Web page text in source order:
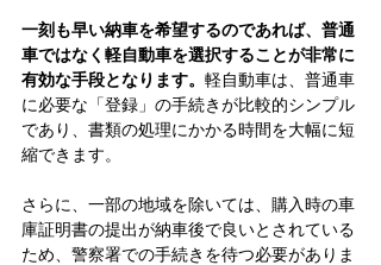
一刻も早い納車を希望するのであれば、普通
車ではなく軽自動車を選択することが非常に
有効な手段となります。 軽自動車は、普通車
に必要な「登録」の手続きが比較的シンプル
であり、書類の処理にかかる時間を大幅に短
縮できます。
さらに、一部の地域を除いては、購入時の車
庫証明書の提出が納車後で良いとされている
ため、警察署での手続きを待つ必要がありま